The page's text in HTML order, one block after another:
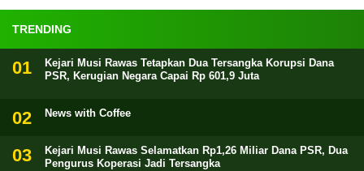
TRENDING
Kejari Musi Rawas Tetapkan Dua Tersangka Korupsi Dana
PSR, Kerugian Negara Capai Rp 601,9 Juta
News with Coffee
Kejari Musi Rawas Selamatkan Rp1,26 Miliar Dana PSR, Dua
Pengurus Koperasi Jadi Tersangka